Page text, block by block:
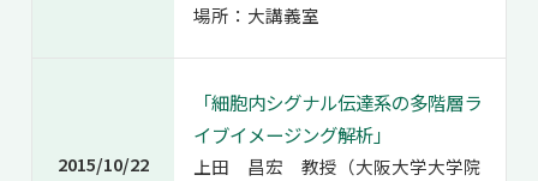
場所：大講義室
2015/10/22
「細胞内シグナル伝達系の多階層ラ
イブイメージング解析」
上田 昌宏 教授（大阪大学大学院